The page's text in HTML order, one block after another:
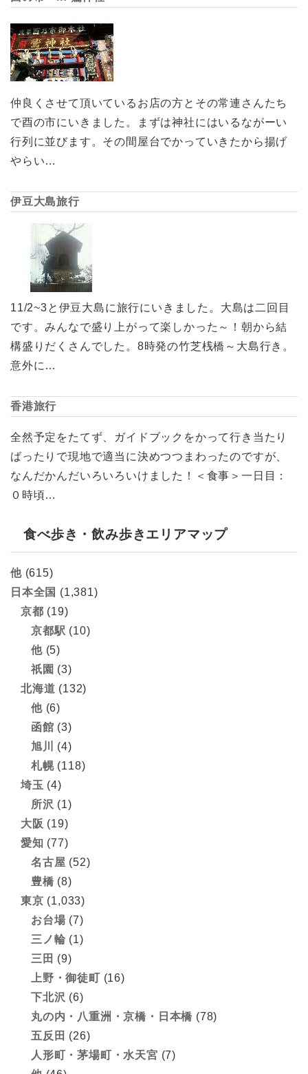
仲良くさせて頂いているお店の方とその常連さんたち
で酉の市にいきました。まずは神社にはいるながーい
行列に並びます。その間屋台でかっていきたから揚げ
やらい…
伊豆大島旅行
11/2~3と伊豆大島に旅行にいきました。大島は二回目
です。みんなで盛り上がって楽しかった～！朝から結
構盛りだくさんでした。8時発の竹芝桟橋～大島行き。
意外に…
香港旅行
全然予定をたてず、ガイドブックをかって行き当たり
ばったりで現地で適当に決めつつまわったのですが、
なんだかんだいろいろいけました！＜食事＞一日目：
０時頃…
食べ歩き・飲み歩きエリアマップ
他(615)
日本全国 (1,381)
京都 (19)
京都駅 (10)
他(5)
祇園 (3)
北海道 (132)
他(6)
函館 (3)
旭川
(4)
札幌(118)
埼玉 (4)
所沢 (1)
大阪 (19)
愛知 (77)
名古屋 (52)
豊橋 (8)
東京 (1,033)
お台場 (7)
三ノ輪 (1)
三田 (9)
上野・御徒町 (16)
下北沢 (6)
丸の内・八重洲・京橋・日本橋 (78)
五反田 (26)
人形町・茅場町・水天宮 (7)